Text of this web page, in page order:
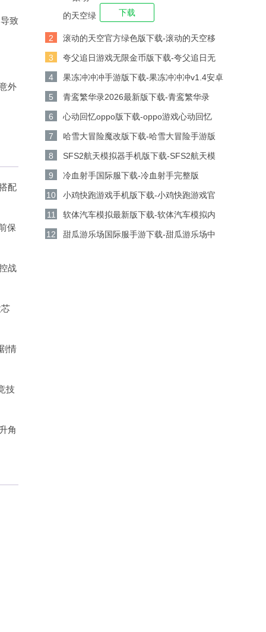
致
外
配
保
战
情
技
角
下载
2
滚动的天空官方绿色版下载-滚动的天空移
动版v5.5.7安卓版下载
3
夸父追日游戏无限金币版下载-夸父追日无
广告版 v2.0安卓版下载
4
果冻冲冲冲手游版下载-果冻冲冲冲v1.4安卓
版下载
5
青鸾繁华录2026最新版下载-青鸾繁华录
v9.8.89安卓版下载
6
心动回忆oppo版下载-oppo游戏心动回忆
v1.3.60安卓版下载
7
哈雪大冒险魔改版下载-哈雪大冒险手游版
v1.3安卓版下载
8
SFS2航天模拟器手机版下载-SFS2航天模
拟器(Spaceflight Simulator 2)官方版 v1.0.0
安卓版下载
9
冷血射手国际服下载-冷血射手完整版
v11.3.2安卓版下载
10
小鸡快跑游戏手机版下载-小鸡快跑游戏官
方版v1.0.6安卓版下载
11
软体汽车模拟最新版下载-软体汽车模拟内
置菜单版v0.3.2安卓版下载
12
甜瓜游乐场国际服手游下载-甜瓜游乐场中